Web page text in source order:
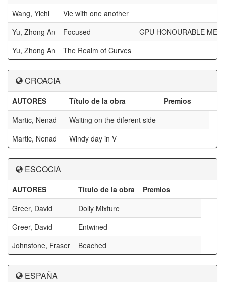
Wang, Yichi
Vie with one another
Yu, Zhong An
Focused
GPU HONOURABLE
Yu, Zhong An
The Realm of Curves
CROACIA
AUTORES Título de la obra
Premios
Martic, Nenad
Waiting on the diferent side
Martic, Nenad
Windy day in V
ESCOCIA
AUTORES Título de la obra
Premios
Greer, David
Dolly Mixture
Greer, David
Entwined
Johnstone, Fraser
Beached
ESPAÑA